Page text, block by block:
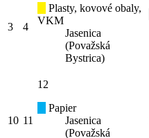
3 4
Plasty, kovové obaly,
VKM
Jasenica
(Považská
Bystrica)
10 11
12
Papier
Jasenica
(Považská